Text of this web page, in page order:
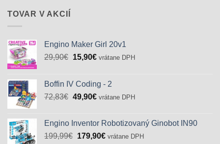
TOVAR V AKCIÍ
Engino Maker Girl 20v1
29,90€ Pôvodná
29,90€.
15,90€Aktuálna
15,90€.
vrátane DPH
Boffin IV Coding - 2
72,83€ Pôvodná
72,83€.
49,90€Aktuálna
49,90€.
vrátane DPH
Engino Inventor Robotizovaný Ginobot IN90
199,99€ Pôvodná
179,90€Aktuálna
vrátane DPH